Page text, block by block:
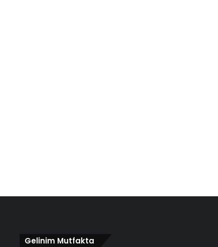
Gelinim Mutfakta